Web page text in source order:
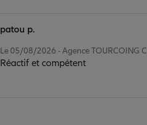
Le 05/08/2026 - Agence TOURCOING
Réactif et compétent
patou p.